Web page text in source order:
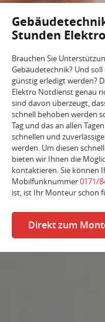
Stunden
Brauchen Sie
Gebäudetechnik? Und
günstig erledigt werden?
Elektro Notdienst genau
sind davon überzeugt,
schnell behoben werden
Tag und das an allen
schnellen und
werden. Um diesen
bieten wir Ihnen die
kontaktieren. Sie können
Mobilfunknummer0171/
ist, ist Ihr Monteur schon
Direkt zum